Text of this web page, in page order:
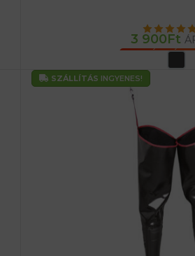
3 900Ft
OPCIÓK
SZÁLLÍTÁS INGYENES!